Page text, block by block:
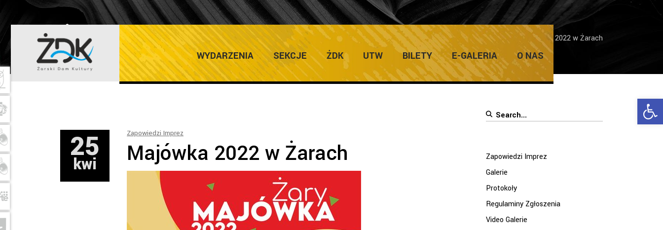
WYDARZENIA SEKCJE ŻDK UTW BILETY E-GALERIA O NAS
ŻARSKI DOM KULTURY Home/Zapowiedzi Imprez / Majówka 2022 w Żarach
25
kwi
Zapowiedzi Imprez
Majówka 2022 w Żarach
Search
Zapowiedzi Imprez
Galerie
Protokoły
Regulaminy Zgłoszenia
Video Galerie